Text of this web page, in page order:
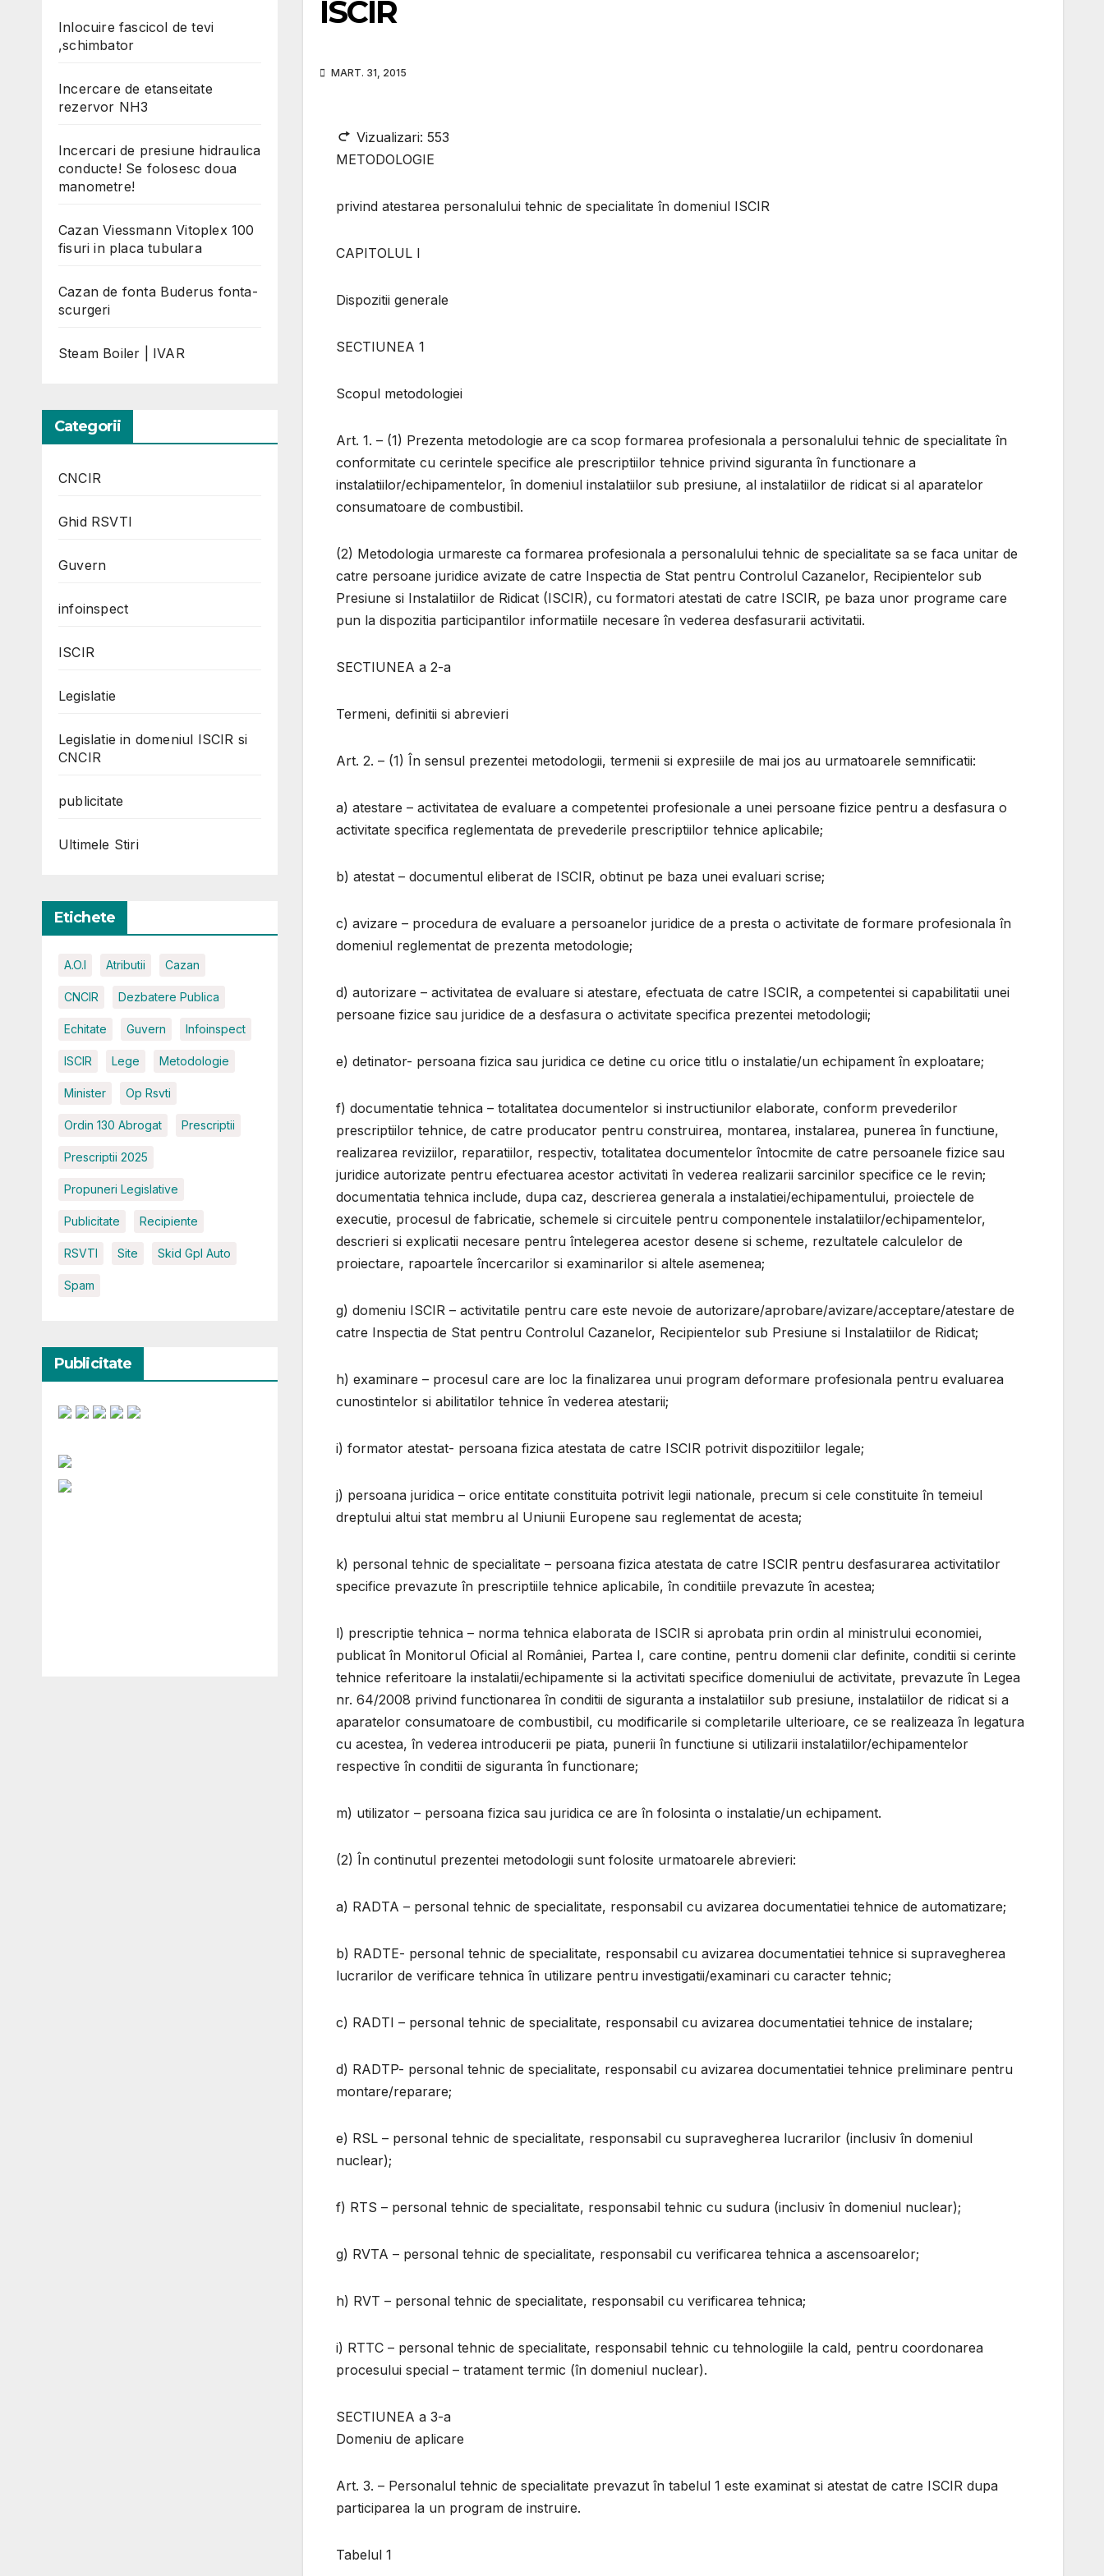
Inlocuire fascicol de tevi
,schimbator
Incercare de etanseitate
rezervor NH3
Incercari de presiune hidraulica
conducte! Se folosesc doua
manometre!
Cazan Viessmann Vitoplex 100
fisuri in placa tubulara
Cazan de fonta Buderus fonta-
scurgeri
Steam Boiler | IVAR
Categorii
CNCIR
Ghid RSVTI
Guvern
infoinspect
ISCIR
Legislatie
Legislatie in domeniul ISCIR si
CNCIR
publicitate
Ultimele Stiri
Etichete
A.O.I Atributii Cazan
CNCIR Dezbatere Publica
Echitate Guvern Infoinspect
ISCIR Lege Metodologie
Minister Op Rsvti
Ordin 130 Abrogat Prescriptii
Prescriptii 2025
Propuneri Legislative
Publicitate Recipiente
RSVTI Site Skid Gpl Auto
Spam
Publicitate
ISCIR
MART. 31, 2015
Vizualizari: 553
METODOLOGIE
privind atestarea personalului tehnic de specialitate în domeniul ISCIR
CAPITOLUL I
Dispozitii generale
SECTIUNEA 1
Scopul metodologiei
Art. 1. – (1) Prezenta metodologie are ca scop formarea profesionala a personalului tehnic de specialitate în
conformitate cu cerintele specifice ale prescriptiilor tehnice privind siguranta în functionare a
instalatiilor/echipamentelor, în domeniul instalatiilor sub presiune, al instalatiilor de ridicat si al aparatelor
consumatoare de combustibil.
(2) Metodologia urmareste ca formarea profesionala a personalului tehnic de specialitate sa se faca unitar de
catre persoane juridice avizate de catre Inspectia de Stat pentru Controlul Cazanelor, Recipientelor sub
Presiune si Instalatiilor de Ridicat (ISCIR), cu formatori atestati de catre ISCIR, pe baza unor programe care
pun la dispozitia participantilor informatiile necesare în vederea desfasurarii activitatii.
SECTIUNEA a 2-a
Termeni, definitii si abrevieri
Art. 2. – (1) În sensul prezentei metodologii, termenii si expresiile de mai jos au urmatoarele semnificatii:
a) atestare – activitatea de evaluare a competentei profesionale a unei persoane fizice pentru a desfasura o
activitate specifica reglementata de prevederile prescriptiilor tehnice aplicabile;
b) atestat – documentul eliberat de ISCIR, obtinut pe baza unei evaluari scrise;
c) avizare – procedura de evaluare a persoanelor juridice de a presta o activitate de formare profesionala în
domeniul reglementat de prezenta metodologie;
d) autorizare – activitatea de evaluare si atestare, efectuata de catre ISCIR, a competentei si capabilitatii unei
persoane fizice sau juridice de a desfasura o activitate specifica prezentei metodologii;
e) detinator- persoana fizica sau juridica ce detine cu orice titlu o instalatie/un echipament în exploatare;
f) documentatie tehnica – totalitatea documentelor si instructiunilor elaborate, conform prevederilor
prescriptiilor tehnice, de catre producator pentru construirea, montarea, instalarea, punerea în functiune,
realizarea reviziilor, reparatiilor, respectiv, totalitatea documentelor întocmite de catre persoanele fizice sau
juridice autorizate pentru efectuarea acestor activitati în vederea realizarii sarcinilor specifice ce le revin;
documentatia tehnica include, dupa caz, descrierea generala a instalatiei/echipamentului, proiectele de
executie, procesul de fabricatie, schemele si circuitele pentru componentele instalatiilor/echipamentelor,
descrieri si explicatii necesare pentru întelegerea acestor desene si scheme, rezultatele calculelor de
proiectare, rapoartele încercarilor si examinarilor si altele asemenea;
g) domeniu ISCIR – activitatile pentru care este nevoie de autorizare/aprobare/avizare/acceptare/atestare de
catre Inspectia de Stat pentru Controlul Cazanelor, Recipientelor sub Presiune si Instalatiilor de Ridicat;
h) examinare – procesul care are loc la finalizarea unui program deformare profesionala pentru evaluarea
cunostintelor si abilitatilor tehnice în vederea atestarii;
i) formator atestat- persoana fizica atestata de catre ISCIR potrivit dispozitiilor legale;
j) persoana juridica – orice entitate constituita potrivit legii nationale, precum si cele constituite în temeiul
dreptului altui stat membru al Uniunii Europene sau reglementat de acesta;
k) personal tehnic de specialitate – persoana fizica atestata de catre ISCIR pentru desfasurarea activitatilor
specifice prevazute în prescriptiile tehnice aplicabile, în conditiile prevazute în acestea;
l) prescriptie tehnica – norma tehnica elaborata de ISCIR si aprobata prin ordin al ministrului economiei,
publicat în Monitorul Oficial al României, Partea I, care contine, pentru domenii clar definite, conditii si cerinte
tehnice referitoare la instalatii/echipamente si la activitati specifice domeniului de activitate, prevazute în Legea
nr. 64/2008 privind functionarea în conditii de siguranta a instalatiilor sub presiune, instalatiilor de ridicat si a
aparatelor consumatoare de combustibil, cu modificarile si completarile ulterioare, ce se realizeaza în legatura
cu acestea, în vederea introducerii pe piata, punerii în functiune si utilizarii instalatiilor/echipamentelor
respective în conditii de siguranta în functionare;
m) utilizator – persoana fizica sau juridica ce are în folosinta o instalatie/un echipament.
(2) În continutul prezentei metodologii sunt folosite urmatoarele abrevieri:
a) RADTA – personal tehnic de specialitate, responsabil cu avizarea documentatiei tehnice de automatizare;
b) RADTE- personal tehnic de specialitate, responsabil cu avizarea documentatiei tehnice si supravegherea
lucrarilor de verificare tehnica în utilizare pentru investigatii/examinari cu caracter tehnic;
c) RADTI – personal tehnic de specialitate, responsabil cu avizarea documentatiei tehnice de instalare;
d) RADTP- personal tehnic de specialitate, responsabil cu avizarea documentatiei tehnice preliminare pentru
montare/reparare;
e) RSL – personal tehnic de specialitate, responsabil cu supravegherea lucrarilor (inclusiv în domeniul
nuclear);
f) RTS – personal tehnic de specialitate, responsabil tehnic cu sudura (inclusiv în domeniul nuclear);
g) RVTA – personal tehnic de specialitate, responsabil cu verificarea tehnica a ascensoarelor;
h) RVT – personal tehnic de specialitate, responsabil cu verificarea tehnica;
i) RTTC – personal tehnic de specialitate, responsabil tehnic cu tehnologiile la cald, pentru coordonarea
procesului special – tratament termic (în domeniul nuclear).
SECTIUNEA a 3-a
Domeniu de aplicare
Art. 3. – Personalul tehnic de specialitate prevazut în tabelul 1 este examinat si atestat de catre ISCIR dupa
participarea la un program de instruire.
Tabelul 1